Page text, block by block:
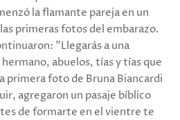
la flamante pareja en un
primeras fotos del embarazo.
"Llegarás a una
abuelos, tías y tías que
primera foto de Bruna Biancardi
agregaron un pasaje bíblico
de formarte en el vientre te